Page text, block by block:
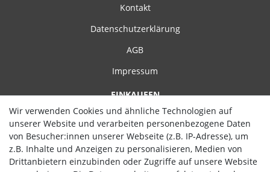
Kontakt
Datenschutzerklärung
AGB
Impressum
EINKAUFEN
Zahlungsarten
Versand
Widerrufsrecht
Wir verwenden Cookies und ähnliche Technologien auf
unserer Website und verarbeiten personenbezogene Daten
von Besucher:innen unserer Webseite (z.B. IP-Adresse), um
z.B. Inhalte und Anzeigen zu personalisieren, Medien von
Drittanbietern einzubinden oder Zugriffe auf unsere Website